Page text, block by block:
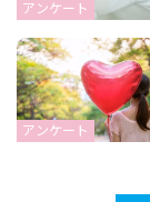
アンケート
アンケート